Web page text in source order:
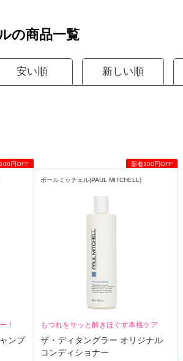
の商品一覧
安い順 新しい順
！
ンプ
ポールミッチェル(PAUL MITCHELL)
もつれをサッと解きほぐす本格ケア
ザ・ディタングラー オリジナル
コンディショナー